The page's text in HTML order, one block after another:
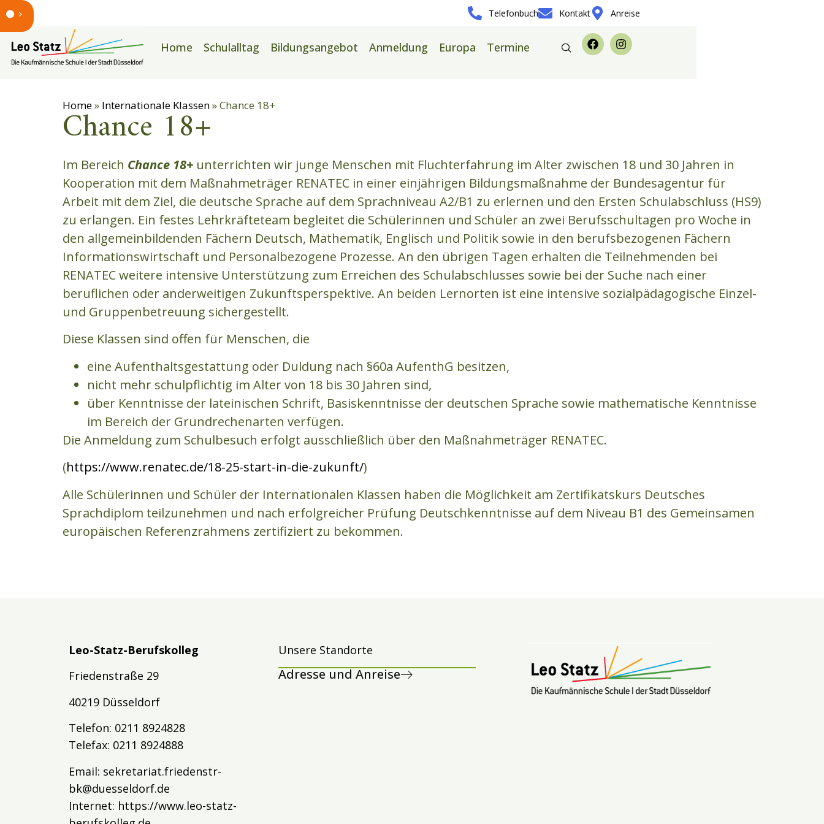
Telefonbuch Kontakt Anreise
Home Schulalltag Bildungsangebot Anmeldung Europa Termine
Home» Internationale Klassen»Chance 18+
Chance 18+
Im Bereich Chance 18+ unterrichten wir junge Menschen mit Fluchterfahrung im Alter zwischen 18 und 30 Jahren in
Kooperation mit dem Maßnahmeträger RENATEC in einer einjährigen Bildungsmaßnahme der Bundesagentur für
Arbeit mit dem Ziel, die deutsche Sprache auf dem Sprachniveau A2/B1 zu erlernen und den Ersten Schulabschluss (HS9)
zu erlangen. Ein festes Lehrkräfteteam begleitet die Schülerinnen und Schüler an zwei Berufsschultagen pro Woche in
den allgemeinbildenden Fächern Deutsch, Mathematik, Englisch und Politik sowie in den berufsbezogenen Fächern
Informationswirtschaft und Personalbezogene Prozesse. An den übrigen Tagen erhalten die Teilnehmenden bei
RENATEC weitere intensive Unterstützung zum Erreichen des Schulabschlusses sowie bei der Suche nach einer
beruflichen oder anderweitigen Zukunftsperspektive. An beiden Lernorten ist eine intensive sozialpädagogische Einzel-
und Gruppenbetreuung sichergestellt.
Diese Klassen sind offen für Menschen, die
eine Aufenthaltsgestattung oder Duldung nach §60a AufenthG besitzen,
nicht mehr schulpflichtig im Alter von 18 bis 30 Jahren sind,
über Kenntnisse der lateinischen Schrift, Basiskenntnisse der deutschen Sprache sowie mathematische Kenntnisse
im Bereich der Grundrechenarten verfügen.
Die Anmeldung zum Schulbesuch erfolgt ausschließlich über den Maßnahmeträger RENATEC.
(https://www.renatec.de/18-25-start-in-die-zukunft/)
Alle Schülerinnen und Schüler der Internationalen Klassen haben die Möglichkeit am Zertifikatskurs Deutsches
Sprachdiplom teilzunehmen und nach erfolgreicher Prüfung Deutschkenntnisse auf dem Niveau B1 des Gemeinsamen
europäischen Referenzrahmens zertifiziert zu bekommen.
Leo-Statz-Berufskolleg
Friedenstraße 29
40219 Düsseldorf
Telefon: 0211 8924828
Telefax: 0211 8924888
Email: sekretariat.friedenstr-
bk@duesseldorf.de
Internet: https://www.leo-statz-
Unsere Standorte
Adresse und Anreise